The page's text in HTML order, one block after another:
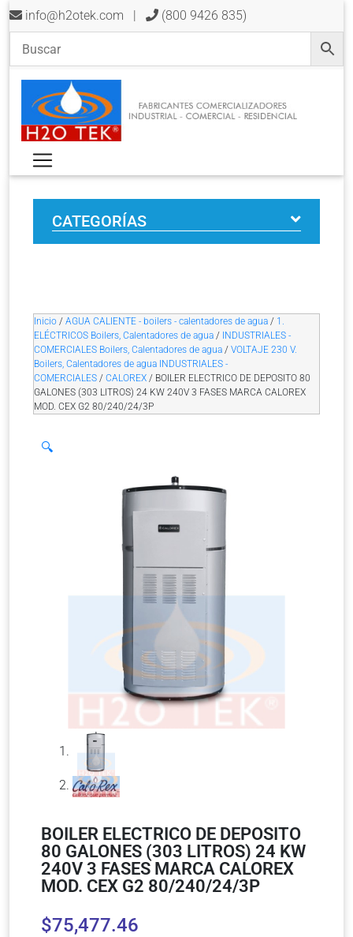
info@h2otek.com | (800 9426 835)
CATEGORÍAS
Inicio / AGUA CALIENTE - boilers - calentadores de agua / 1.
ELÉCTRICOS Boilers, Calentadores de agua / INDUSTRIALES -
COMERCIALES Boilers, Calentadores de agua / VOLTAJE 230 V.
Boilers, Calentadores de agua INDUSTRIALES -
COMERCIALES / CALOREX / BOILER ELECTRICO DE DEPOSITO 80
GALONES (303 LITROS) 24 KW 240V 3 FASES MARCA CALOREX
MOD. CEX G2 80/240/24/3P
🔍
BOILER ELECTRICO DE DEPOSITO
80 GALONES (303 LITROS) 24 KW
240V 3 FASES MARCA CALOREX
MOD. CEX G2 80/240/24/3P
$75,477.46